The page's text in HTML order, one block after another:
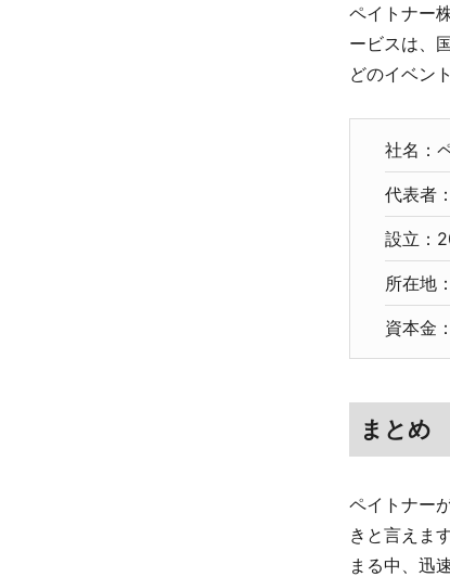
ペイトナー
ービスは、
どのイベン
社名：
代表者
設立：
所在地
資本金
まとめ
ペイトナー
きと言えま
まる中、迅